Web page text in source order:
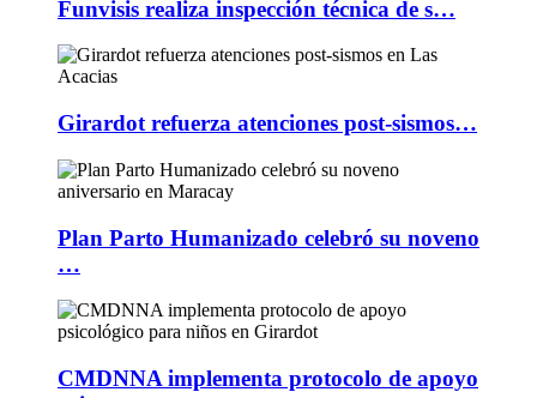
Funvisis realiza inspección técnica de s…
Girardot refuerza atenciones post-sismos…
Plan Parto Humanizado celebró su noveno
…
CMDNNA implementa protocolo de apoyo